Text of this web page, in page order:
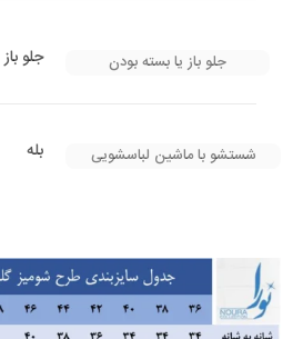
جلو باز یا بسته بودن جلو باز
شستشو با ماشین لباسشویی بله